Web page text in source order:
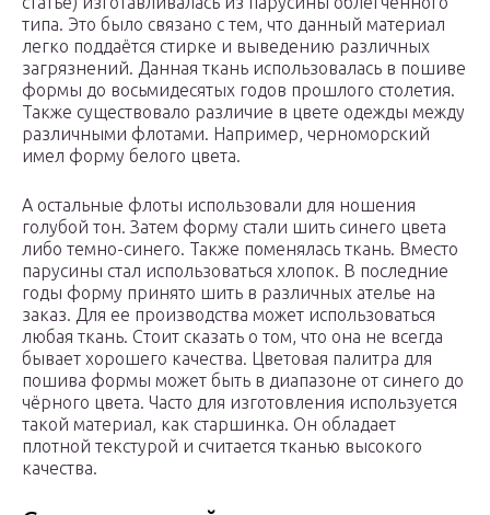
типа. Это было связано с тем, что данный материал
легко поддаётся стирке и выведению различных
загрязнений. Данная ткань использовалась в пошиве
формы до восьмидесятых годов прошлого столетия.
Также существовало различие в цвете одежды между
различными флотами. Например, черноморский
имел форму белого цвета.
А остальные флоты использовали для ношения
голубой тон. Затем форму стали шить синего цвета
либо темно-синего. Также поменялась ткань. Вместо
парусины стал использоваться хлопок. В последние
годы форму принято шить в различных ателье на
заказ. Для ее производства может использоваться
любая ткань. Стоит сказать о том, что она не всегда
бывает хорошего качества. Цветовая палитра для
пошива формы может быть в диапазоне от синего до
чёрного цвета. Часто для изготовления используется
такой материал, как старшинка. Он обладает
плотной текстурой и считается тканью высокого
качества.